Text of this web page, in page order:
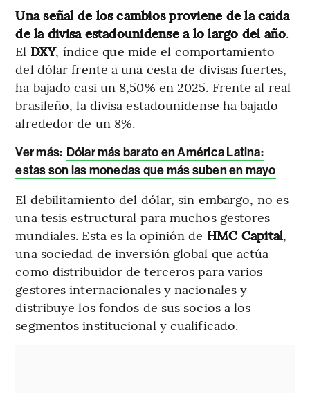
Una señal de los cambios proviene de la caída
de la divisa estadounidense a lo largo del año.
El DXY, índice que mide el comportamiento
del dólar frente a una cesta de divisas fuertes,
ha bajado casi un 8,50% en 2025. Frente al real
brasileño, la divisa estadounidense ha bajado
alrededor de un 8%.
Ver más: Dólar más barato en América Latina:
estas son las monedas que más suben en mayo
El debilitamiento del dólar, sin embargo, no es
una tesis estructural para muchos gestores
mundiales. Esta es la opinión de HMC Capital,
una sociedad de inversión global que actúa
como distribuidor de terceros para varios
gestores internacionales y nacionales y
distribuye los fondos de sus socios a los
segmentos institucional y cualificado.